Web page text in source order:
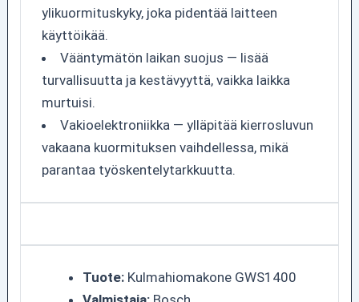
ylikuormituskyky, joka pidentää laitteen
käyttöikää.
Vääntymätön laikan suojus — lisää
turvallisuutta ja kestävyyttä, vaikka laikka
murtuisi.
Vakioelektroniikka — ylläpitää kierrosluvun
vakaana kuormituksen vaihdellessa, mikä
parantaa työskentelytarkkuutta.
Tuote:Kulmahiomakone GWS1400